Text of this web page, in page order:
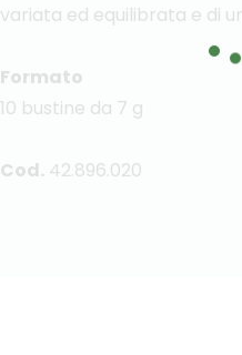
variata ed equilibrata e di
Formato
10 bustine da 7 g
Cod. 42.896.020